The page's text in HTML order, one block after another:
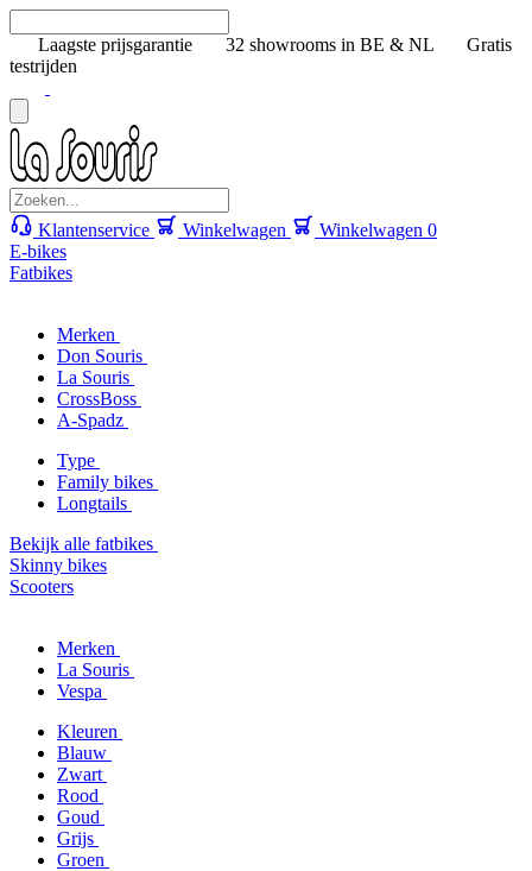
Laagste prijsgarantie 32 showrooms in BE & NL
Gratis
testrijden
Klantenservice Winkelwagen Winkelwagen 0
E-bikes
Fatbikes
Merken
Don Souris
La Souris
CrossBoss
A-Spadz
Type
Family bikes
Longtails
Bekijk alle fatbikes
Skinny bikes
Scooters
Merken
La Souris
Vespa
Kleuren
Blauw
Zwart
Rood
Goud
Grijs
Groen